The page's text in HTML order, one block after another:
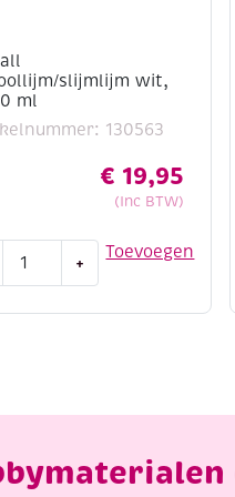
slijmlijm wit,
ml
130563
€ 19,95
(Inc BTW)
Toevoegen
slijmlijm
+